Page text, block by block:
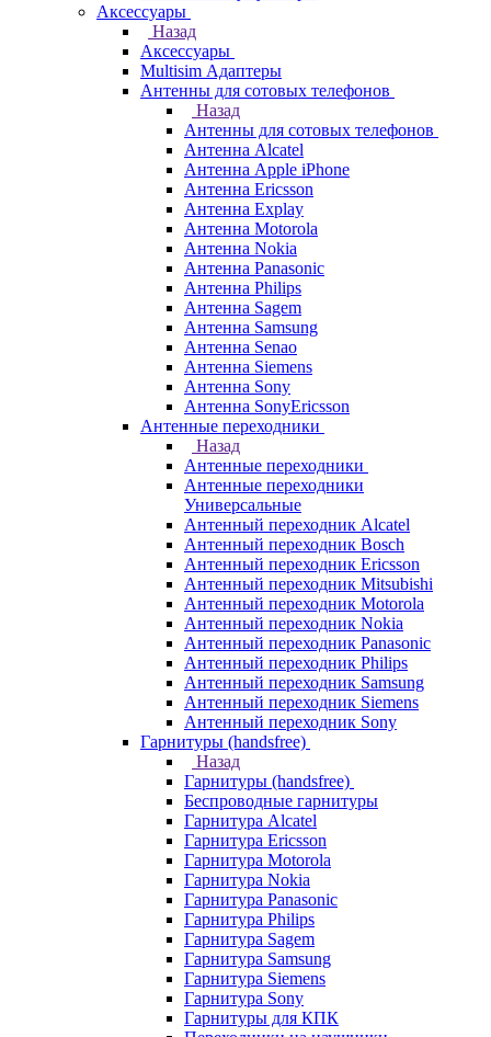
Аксессуары
Назад
Аксессуары
Multisim Адаптеры
Антенны для сотовых телефонов
Назад
Антенны для сотовых телефонов
Антенна Alcatel
Антенна Apple iPhone
Антенна Ericsson
Антенна Explay
Антенна Motorola
Антенна Nokia
Антенна Panasonic
Антенна Philips
Антенна Sagem
Антенна Samsung
Антенна Senao
Антенна Siemens
Антенна Sony
Антенна SonyEricsson
Антенные переходники
Назад
Антенные переходники
Антенные переходники
Универсальные
Антенный переходник Alcatel
Антенный переходник Bosch
Антенный переходник Ericsson
Антенный переходник Mitsubishi
Антенный переходник Motorola
Антенный переходник Nokia
Антенный переходник Panasonic
Антенный переходник Philips
Антенный переходник Samsung
Антенный переходник Siemens
Антенный переходник Sony
Гарнитуры (handsfree)
Назад
Гарнитуры (handsfree)
Беспроводные гарнитуры
Гарнитура Alcatel
Гарнитура Ericsson
Гарнитура Motorola
Гарнитура Nokia
Гарнитура Panasonic
Гарнитура Philips
Гарнитура Sagem
Гарнитура Samsung
Гарнитура Siemens
Гарнитура Sony
Гарнитуры для КПК